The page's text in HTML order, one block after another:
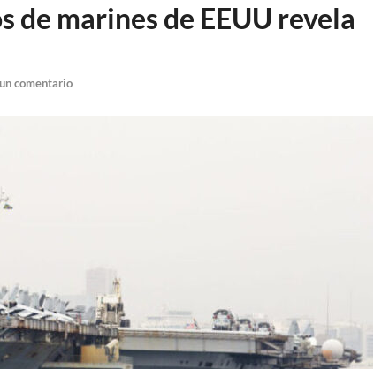
de marines de EEUU revela
comentario